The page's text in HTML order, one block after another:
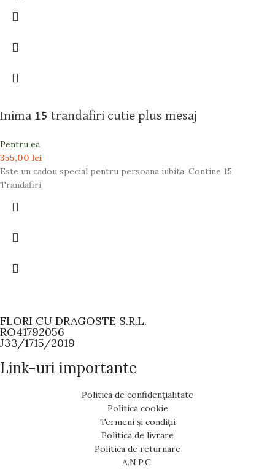
Inima 15 trandafiri cutie plus mesaj
Pentru ea
355,00 lei
Este un cadou special pentru persoana iubita. Contine 15
Trandafiri
FLORI CU DRAGOSTE S.R.L.
RO41792056
J33/1715/2019
Link-uri importante
Politica de confidențialitate
Politica cookie
Termeni și condiții
Politica de livrare
Politica de returnare
A.N.P.C.